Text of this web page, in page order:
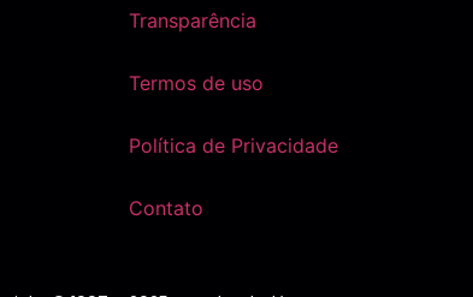
Transparência
Termos de uso
Política de Privacidade
Contato